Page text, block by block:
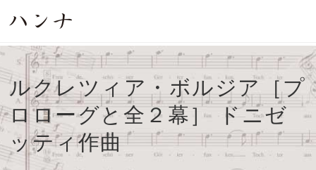
ルクレツィア・ボルジア［プ
ロローグと全２幕］ ドニゼ
ッティ作曲